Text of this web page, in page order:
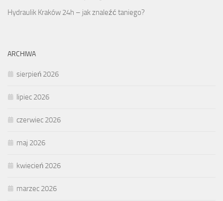
Hydraulik Kraków 24h – jak znaleźć taniego?
ARCHIWA
sierpień 2026
lipiec 2026
czerwiec 2026
maj 2026
kwiecień 2026
marzec 2026